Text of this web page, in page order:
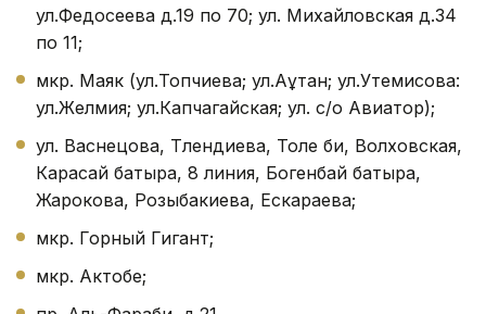
ул.Федосеева д.19 по 70; ул. Михайловская д.34
по 11;
мкр. Маяк (ул.Топчиева; ул.Аққұтан; ул.Утемисова:
ул.Желмия; ул.Капчагайская; ул. с/о Авиатор);
ул. Васнецова, Тлендиева, Толе би, Волховская,
Карасай батыра, 8 линия, Богенбай батыра,
Жарокова, Розыбакиева, Ескараева;
мкр. Горный Гигант;
мкр. Актобе;